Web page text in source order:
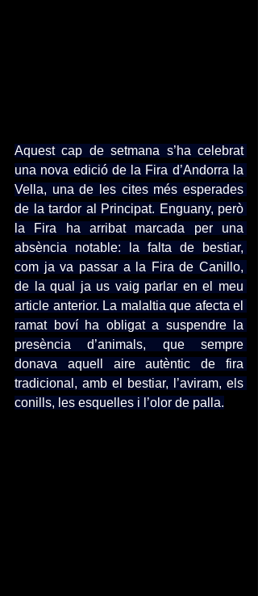
Aquest cap de setmana s’ha celebrat
una nova edició de la Fira d’Andorra la
Vella, una de les cites més esperades
de la tardor al Principat. Enguany, però
la Fira ha arribat marcada per una
absència notable: la falta de bestiar,
com ja va passar a la Fira de Canillo,
de la qual ja us vaig parlar en el meu
article anterior. La malaltia que afecta el
ramat boví ha obligat a suspendre la
presència d’animals, que sempre
donava aquell aire autèntic de fira
tradicional, amb el bestiar, l’aviram, els
conills, les esquelles i l’olor de palla.